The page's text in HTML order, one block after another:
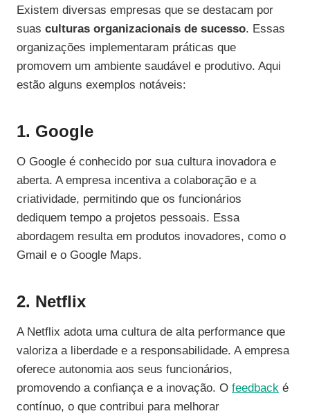
Existem diversas empresas que se destacam por
suas culturas organizacionais de sucesso. Essas
organizações implementaram práticas que
promovem um ambiente saudável e produtivo. Aqui
estão alguns exemplos notáveis:
1. Google
O Google é conhecido por sua cultura inovadora e
aberta. A empresa incentiva a colaboração e a
criatividade, permitindo que os funcionários
dediquem tempo a projetos pessoais. Essa
abordagem resulta em produtos inovadores, como o
Gmail e o Google Maps.
2. Netflix
A Netflix adota uma cultura de alta performance que
valoriza a liberdade e a responsabilidade. A empresa
oferece autonomia aos seus funcionários,
promovendo a confiança e a inovação. O feedback é
contínuo, o que contribui para melhorar